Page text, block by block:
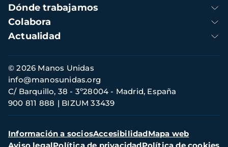
Dónde trabajamos
Colabora
Actualidad
Información
de
contacto
© 2026 Manos Unidas
C/ Barquillo, 38 - 3º28004 - Madrid, España
900 811 888
BIZUM 33439
info@manosunidas.org
Menú
secundario
Información a sociosAccesibilidadMapa web